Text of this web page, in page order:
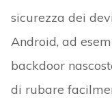
sicurezza dei
Android, ad
backdoor
di rubare